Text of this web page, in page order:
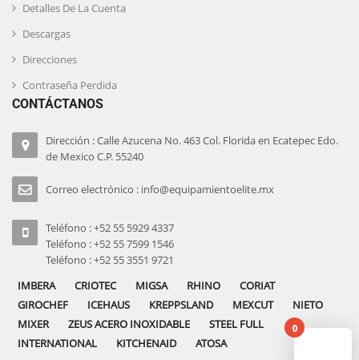
Detalles De La Cuenta
Descargas
Direcciones
Contraseña Perdida
CONTÁCTANOS
Dirección : Calle Azucena No. 463 Col. Florida en Ecatepec Edo.
de Mexico C.P. 55240
Correo electrónico : info@equipamientoelite.mx
Teléfono : +52 55 5929 4337
Teléfono : +52 55 7599 1546
Teléfono : +52 55 3551 9721
IMBERA
CRIOTEC MIGSA RHINO
CORIAT
GIROCHEF
ICEHAUS KREPPSLAND MEXCUT
NIETO
MIXER
ZEUS ACERO INOXIDABLE
STEEL FULL
INTERNATIONAL
KITCHENAID ATOSA
0